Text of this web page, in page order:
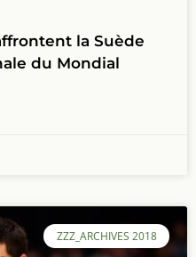
la Suède
du Mondial
ZZZ_ARCHIVES 2018